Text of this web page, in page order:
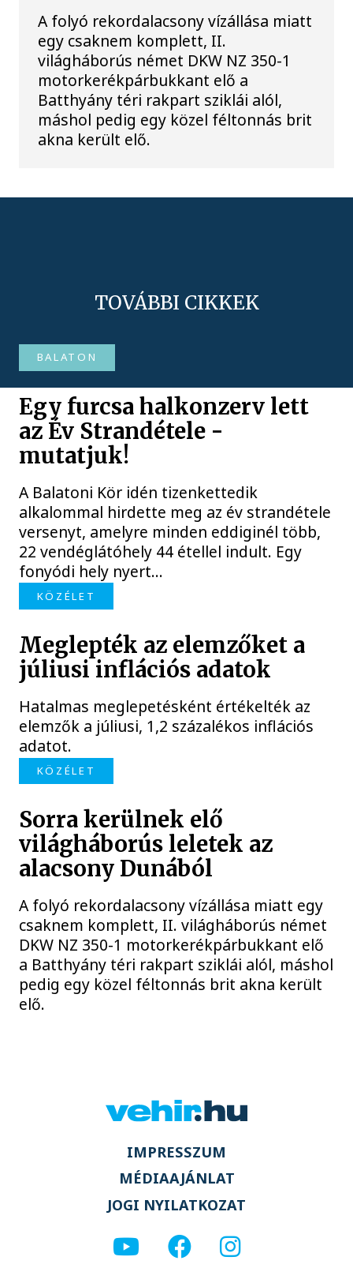
A folyó rekordalacsony vízállása miatt
egy csaknem komplett, II.
világháborús német DKW NZ 350-1
motorkerékpárbukkant elő a
Batthyány téri rakpart sziklái alól,
máshol pedig egy közel féltonnás brit
akna került elő.
TOVÁBBI CIKKEK
BALATON
Egy furcsa halkonzerv lett
az Év Strandétele -
mutatjuk!
A Balatoni Kör idén tizenkettedik
alkalommal hirdette meg az év strandétele
versenyt, amelyre minden eddiginél több,
22 vendéglátóhely 44 étellel indult. Egy
fonyódi hely nyert...
KÖZÉLET
Meglepték az elemzőket a
júliusi inflációs adatok
Hatalmas meglepetésként értékelték az
elemzők a júliusi, 1,2 százalékos inflációs
adatot.
KÖZÉLET
Sorra kerülnek elő
világháborús leletek az
alacsony Dunából
A folyó rekordalacsony vízállása miatt egy
csaknem komplett, II. világháborús német
DKW NZ 350-1 motorkerékpárbukkant elő
a Batthyány téri rakpart sziklái alól, máshol
pedig egy közel féltonnás brit akna került
elő.
IMPRESSZUM
MÉDIAAJÁNLAT
JOGI NYILATKOZAT